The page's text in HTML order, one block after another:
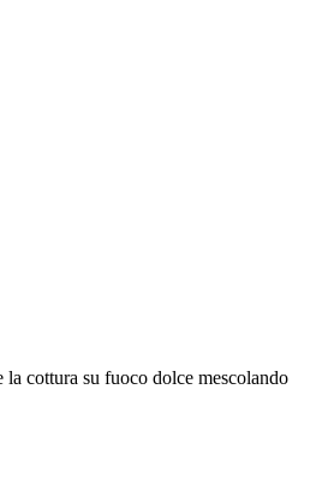
cottura su fuoco dolce mescolando